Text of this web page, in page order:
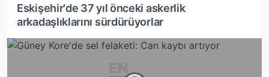
Eskişehir'de 37 yıl önceki askerlik
arkadaşlıklarını sürdürüyorlar